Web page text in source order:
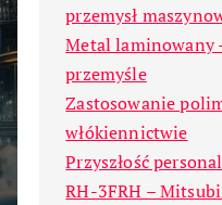
przemysł
Metal laminowany
przemyśle
Zastosowanie
włókiennictwie
Przyszłość
RH-3FRH –